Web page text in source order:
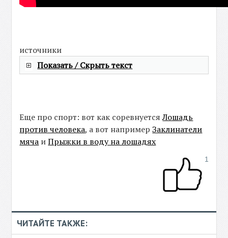
источники
Показать / Скрыть текст
Еще про спорт: вот как соревнуетсяЛошадь
против человека, а вот напримерЗаклинатели
мяча иПрыжки в воду на лошадях
1
ЧИТАЙТЕ ТАКЖЕ: